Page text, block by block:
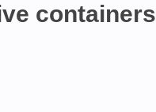
containers